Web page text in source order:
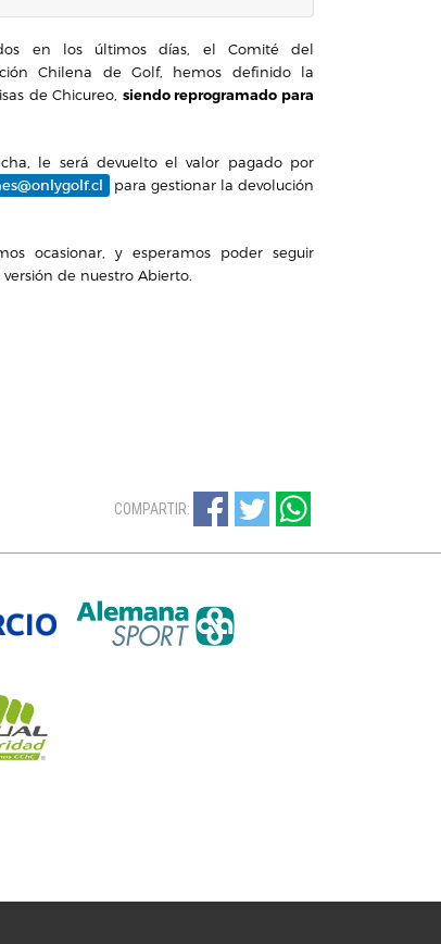
en los últimos días, el Comité del
Chilena de Golf, hemos definido la
de Chicureo, siendo reprogramado para
le será devuelto el valor pagado por
para gestionar la devolución
ocasionar, y esperamos poder seguir
de nuestro Abierto.
COMPARTIR: